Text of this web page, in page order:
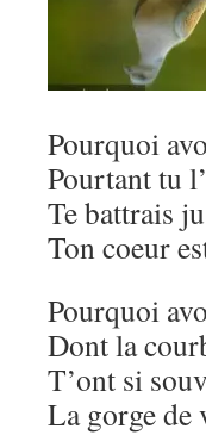
Pourquoi
Pourtant tu
Te battrais
Ton coeur
Pourquoi
Dont la
T’ont si
La gorge de